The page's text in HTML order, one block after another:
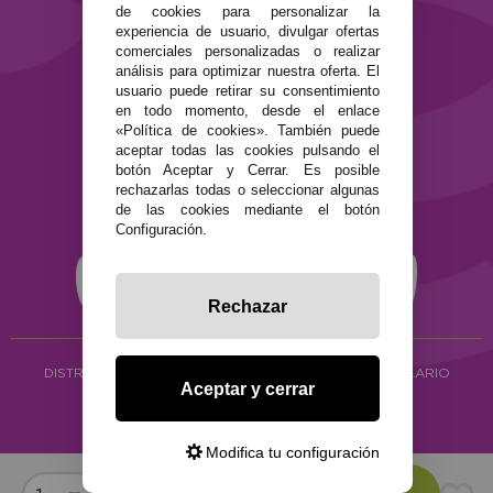
Términos y condiciones de uso
Política de privacidad
Política de cookies
DISTRIBUCIÓN ALIMENTACIÓN ECOLÓGICA Y HERBOLARIO
Copyright © 2026 ·www.ecocash.es
·Ecocash Productos Orgánicos S.C
de cookies para personalizar la
experiencia de usuario, divulgar ofertas
comerciales personalizadas o realizar
análisis para optimizar nuestra oferta. El
usuario puede retirar su consentimiento
en todo momento, desde el enlace
«Política de cookies». También puede
aceptar todas las cookies pulsando el
botón Aceptar y Cerrar. Es posible
rechazarlas todas o seleccionar algunas
de las cookies mediante el botón
Configuración.
Rechazar
Aceptar y cerrar
Modifica tu configuración